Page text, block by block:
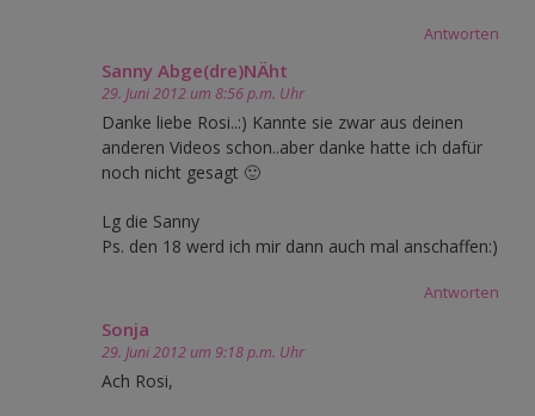
Antworten
Sanny Abge(dre)NÄht
29. Juni 2012 um 8:56 p.m. Uhr
Danke liebe Rosi..:) Kannte sie zwar aus deinen
anderen Videos schon..aber danke hatte ich dafür
noch nicht gesagt 🙂
Lg die Sanny
Ps. den 18 werd ich mir dann auch mal anschaffen:)
Antworten
Sonja
29. Juni 2012 um 9:18 p.m. Uhr
Ach Rosi,